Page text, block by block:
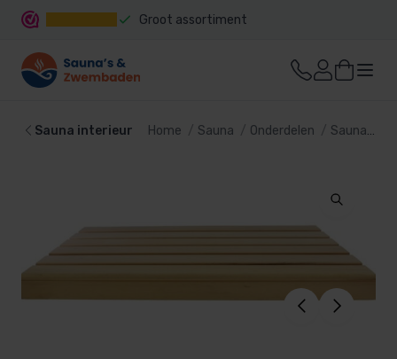
Groot assortiment
Sauna interieur Home Sauna Onderdelen Sauna interieur